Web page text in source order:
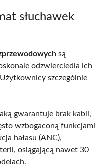
słuchawek
są
odzwierciedla ich
szczególnie
gwarantuje brak kabli,
wzbogaconą funkcjami
hałasu (ANC),
osiągającą nawet 30